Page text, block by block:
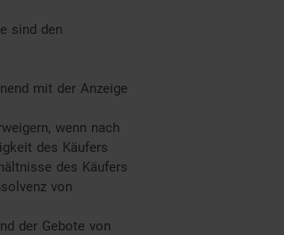
sind den
mit der Anzeige
wenn nach
des Käufers
des Käufers
von
der Gebote von